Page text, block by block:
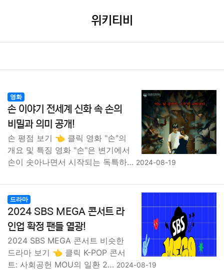
위키티비
영화
손 이야기 전세계 신화 속 손의
비밀과 의미 공개!
손 평점 보기 👈 클릭 영화 "손"의
개요 및 특징 영화 "손"은 변기에서
손이 솟아나면서 시작되는 독특하… 2024-08-19
드라마
2024 SBS MEGA 콘서트 라
인업 확정 팬들 열광!
2024 SBS MEGA 콘서트 비슷한
드라마 보기 👈 클릭 K-POP 콘서
트: 사회공헌 MOU의 일환 2… 2024-08-19